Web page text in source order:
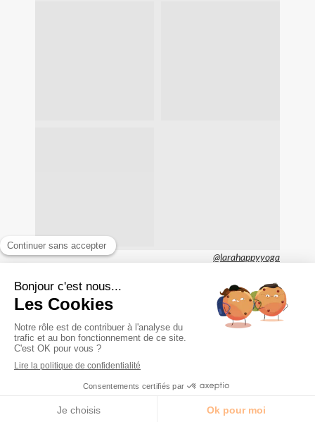
@larahappyyoga
Mentions légales
Plan du site
Création et référencement du site par Simplébo